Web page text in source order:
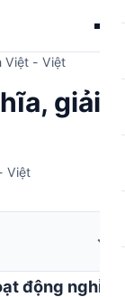
Việt - Việt
giải
Việt
động nghỉ